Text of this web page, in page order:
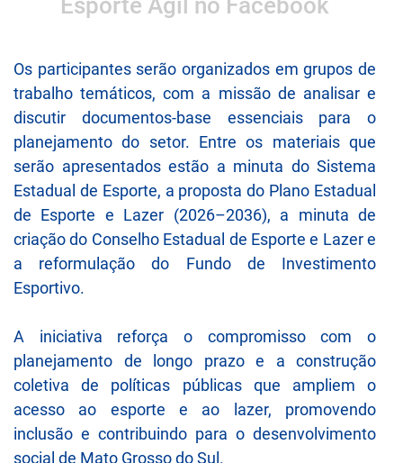
Os participantes serão organizados em grupos de
trabalho temáticos, com a missão de analisar e
discutir documentos-base essenciais para o
planejamento do setor. Entre os materiais que
serão apresentados estão a minuta do Sistema
Estadual de Esporte, a proposta do Plano Estadual
de Esporte e Lazer (2026–2036), a minuta de
criação do Conselho Estadual de Esporte e Lazer e
a reformulação do Fundo de Investimento
Esportivo.
A iniciativa reforça o compromisso com o
planejamento de longo prazo e a construção
coletiva de políticas públicas que ampliem o
acesso ao esporte e ao lazer, promovendo
inclusão e contribuindo para o desenvolvimento
social de Mato Grosso do Sul.